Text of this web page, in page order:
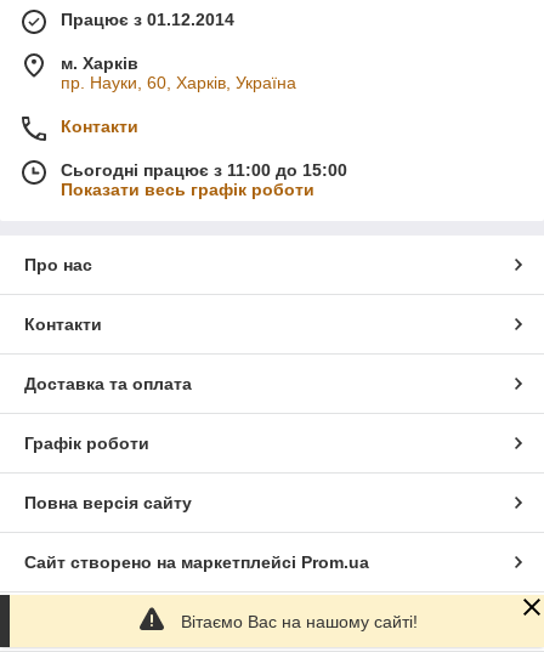
Працює з 01.12.2014
м. Харків
пр. Науки, 60, Харків, Україна
Контакти
Сьогодні працює з 11:00 до 15:00
Показати весь графік роботи
Про нас
Контакти
Доставка та оплата
Графік роботи
Повна версія сайту
Сайт створено на маркетплейсі Prom.ua
Політика конфіденційностіВітаємо Вас на нашому сайті!